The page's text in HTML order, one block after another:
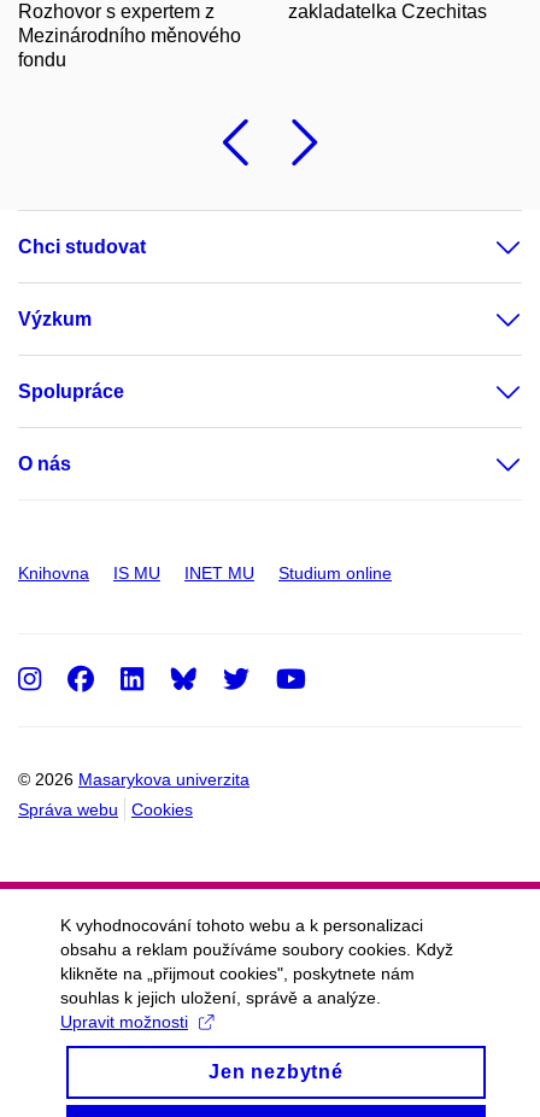
Rozhovor s expertem z
Mezinárodního měnového
fondu
zakladatelka Czechitas
Předchozí
Chci studovat
Výzkum
Spolupráce
O nás
Knihovna IS MU INET MU Studium online
© 2026 Masarykova univerzita
Správa webu
Cookies
Instagram
Facebook
LinkedInTwitter
K vyhodnocování tohoto webu a k personalizaci
obsahu a reklam používáme soubory cookies. Když
klikněte na „přijmout cookies", poskytnete nám
souhlas k jejich uložení, správě a analýze.
Upravit možnosti
Jen nezbytné